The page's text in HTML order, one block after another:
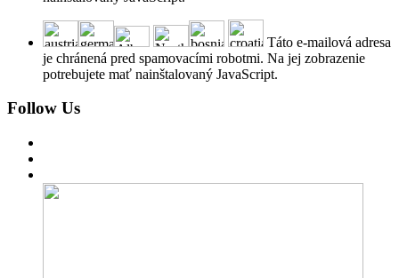
Táto e-mailová adresa
je chránená pred spamovacími robotmi. Na jej zobrazenie
potrebujete mať nainštalovaný JavaScript.
Follow Us